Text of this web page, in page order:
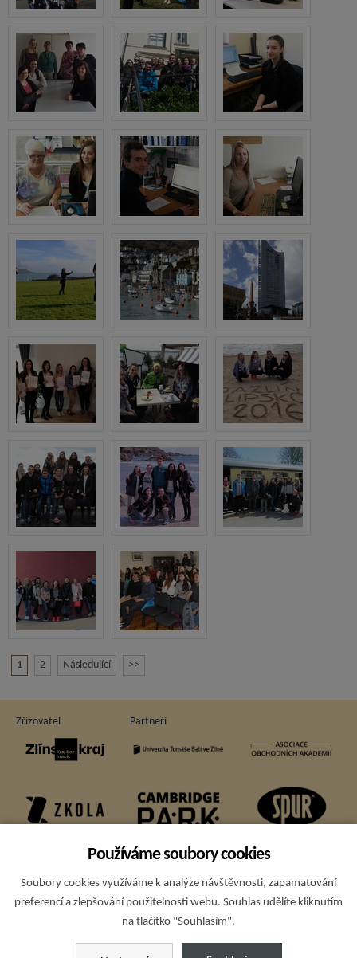
1 2 Následující >>
Zřizovatel Partneři
Copyright © 2015; Obchodní akademie T. Bati a VOŠE Zlín - všechna
Používáme soubory cookies
Soubory cookies využíváme k analýze návštěvnosti, zapamatování
preferencí a zlepšování použitelnosti webu. Souhlas udělíte kliknutím
na tlačítko "Souhlasím".